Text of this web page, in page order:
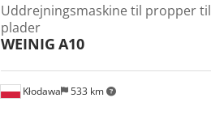
Kłodawa 533 km
Uddrejningsmaskine til propper til
plader
WEINIG A10